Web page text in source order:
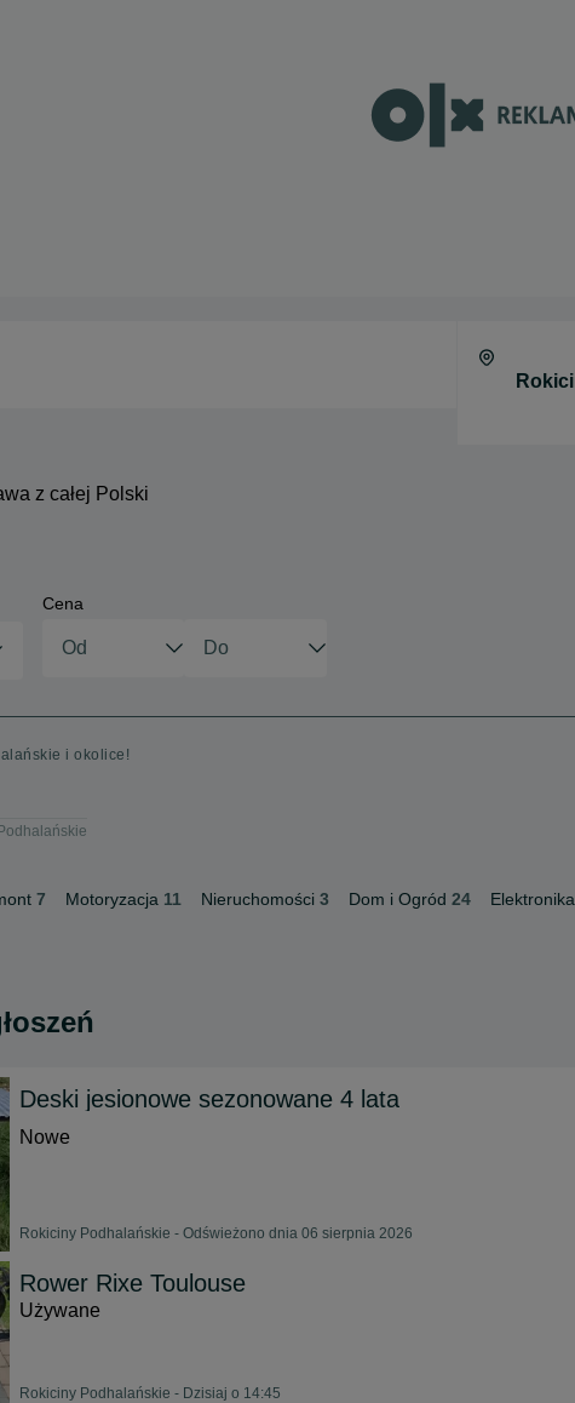
z całej Polski
Cena
i okolice!
7 Motoryzacja 11 Nieruchomości 3 Dom i Ogród 24 Elektronika
Deski jesionowe sezonowane 4 lata
Nowe
Rokiciny Podhalańskie - Odświeżono dnia 06 sierpnia 2026
Rower Rixe Toulouse
Używane
Rokiciny Podhalańskie - Dzisiaj o 14:45